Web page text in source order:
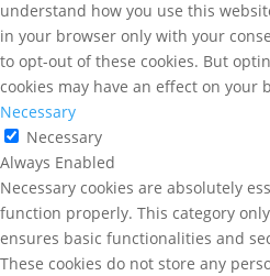
understand how you use this
in your browser only with your
to opt-out of these cookies. But
cookies may have an effect on your
Necessary
Necessary
Always Enabled
Necessary cookies are absolutely
function properly. This category
ensures basic functionalities and
These cookies do not store any